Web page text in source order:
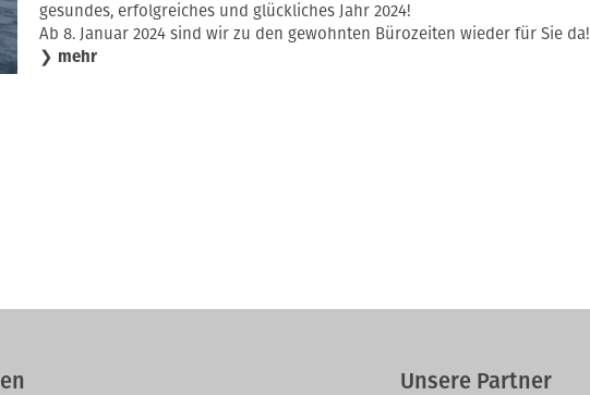
gesundes, erfolgreiches und glückliches Jahr 2024!
Ab 8. Januar 2024 sind wir zu den gewohnten Bürozeiten wieder für Sie da!
❯ mehr
Unsere Partner